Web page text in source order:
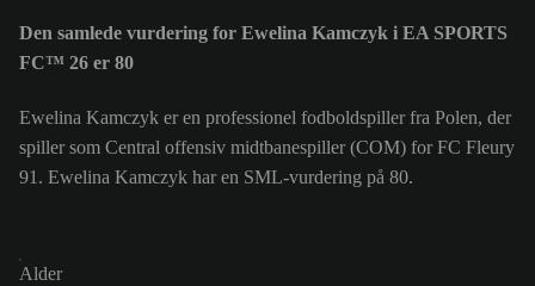
Den samlede vurdering for Ewelina Kamczyk i EA SPORTS
FC™ 26 er 80
Ewelina Kamczyk er en professionel fodboldspiller fra Polen, der
spiller som Central offensiv midtbanespiller (COM) for FC Fleury
91. Ewelina Kamczyk har en SML-vurdering på 80.
Alder